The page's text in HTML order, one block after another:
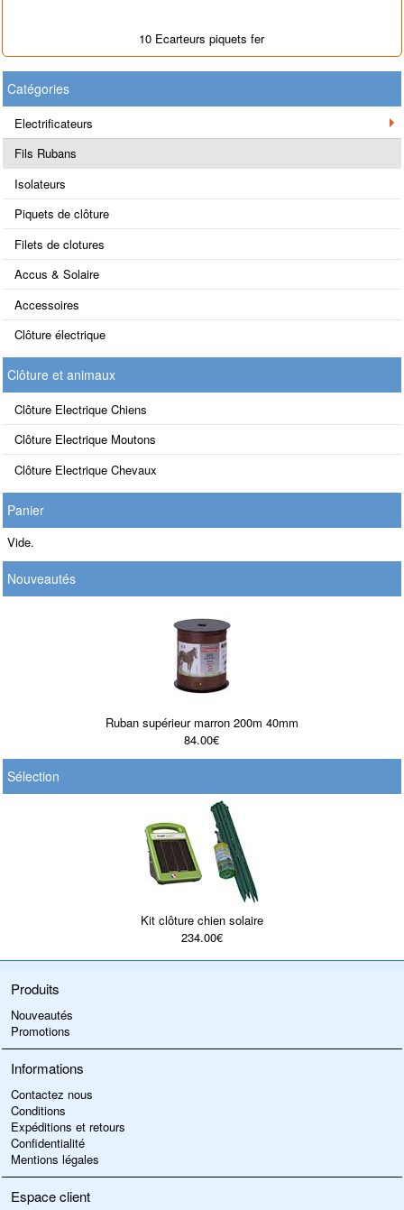
10 Ecarteurs piquets fer
Catégories
Electrificateurs
Fils Rubans
Isolateurs
Piquets de clôture
Filets de clotures
Accus & Solaire
Accessoires
Clôture électrique
Clôture et animaux
Clôture Electrique Chiens
Clôture Electrique Moutons
Clôture Electrique Chevaux
Panier
Vide.
Nouveautés
Ruban supérieur marron 200m 40mm
84.00€
Sélection
Kit clôture chien solaire
234.00€
Produits
Nouveautés
Promotions
Informations
Contactez nous
Conditions
Expéditions et retours
Confidentialité
Mentions légales
Espace client